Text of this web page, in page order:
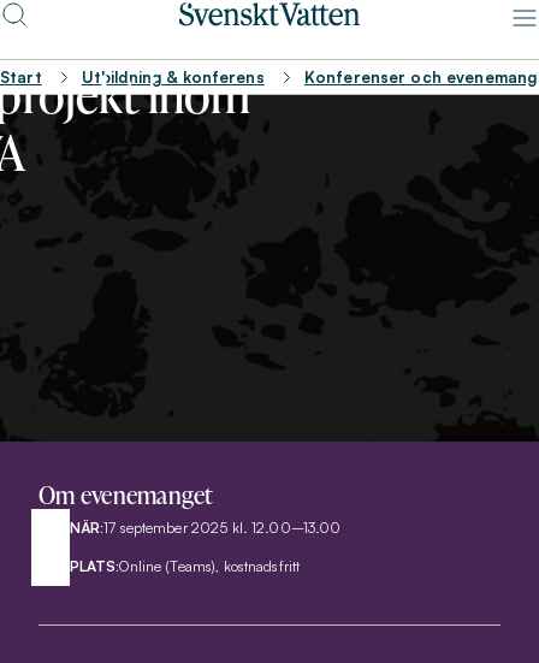
Start Utbildning & konferens Konferenser och evenemang
för
inom
Om evenemanget
NÄR:17 september 2025 kl. 12.00–13.00
PLATS:Online (Teams), kostnadsfritt